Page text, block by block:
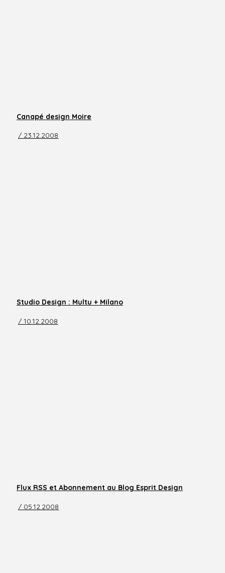
Canapé design Moire
/ 23.12.2008
Studio Design : Multu + Milano
/ 10.12.2008
Flux RSS et Abonnement au Blog Esprit Design
/ 05.12.2008